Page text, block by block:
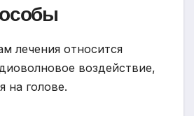
лечения относится
воздействие,
на голове.